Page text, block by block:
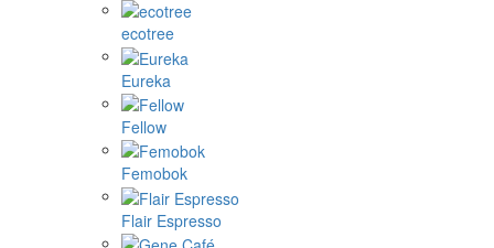
ecotree
Eureka
Fellow
Femobok
Flair Espresso